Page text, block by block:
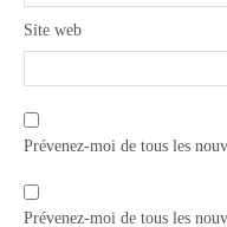
Site web
Prévenez-moi de tous les
Prévenez-moi de tous les